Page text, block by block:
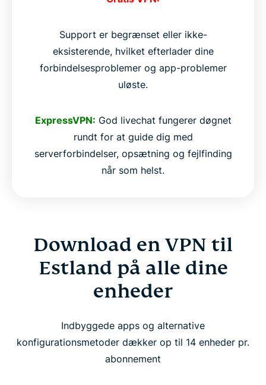
Support er begrænset eller ikke-
eksisterende, hvilket efterlader dine
forbindelsesproblemer og app-problemer
uløste.
ExpressVPN: God livechat fungerer døgnet
rundt for at guide dig med
serverforbindelser, opsætning og fejlfinding
når som helst.
Download en VPN til
Estland på alle dine
enheder
Indbyggede apps og alternative
konfigurationsmetoder dækker op til 14 enheder pr.
abonnement